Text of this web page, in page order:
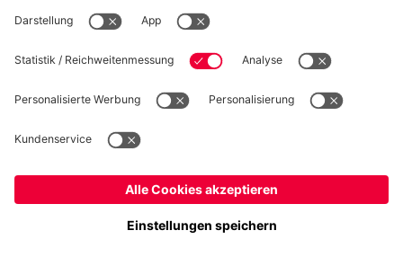
WIDERRUF
Datenschutz
Cookie Details
Preise inkl. Steuern und Abgaben
© FC Bayern München AG
FC Bayern München AG, Säbener Str. 51-57, 81547 München
Ja,Schweiz, um dorthin zu liefern!
Weltweit, um dorthin zu liefern!